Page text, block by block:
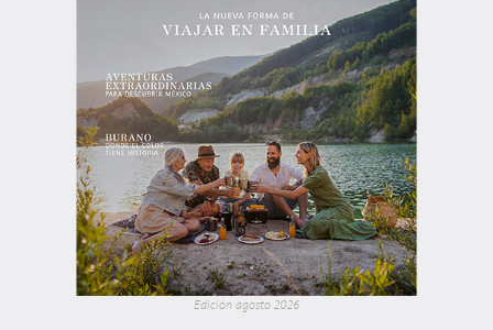
Edición agosto 2026